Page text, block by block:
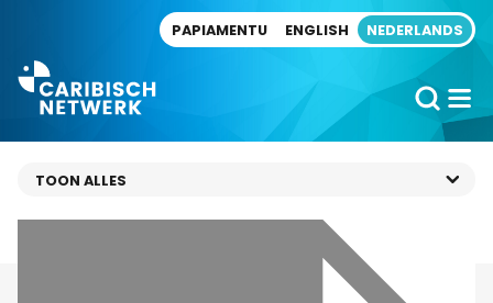
PAPIAMENTU ENGLISH NEDERLANDS